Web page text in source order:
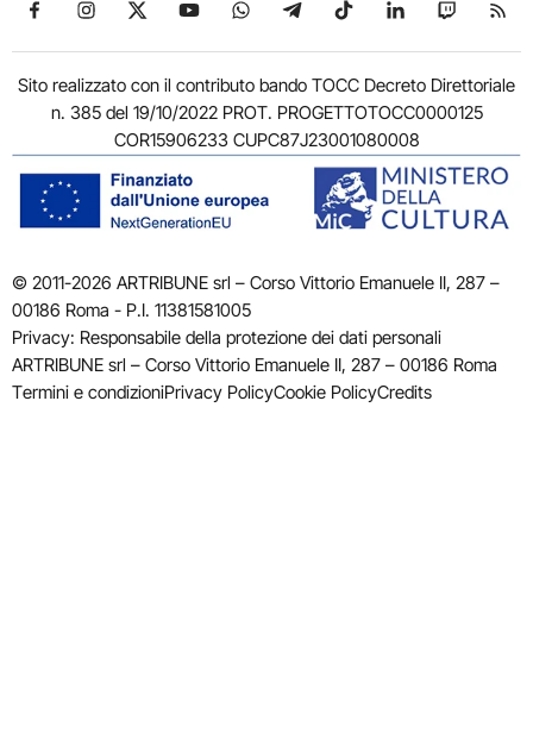
Sito realizzato con il contributo bando TOCC Decreto Direttoriale
n. 385 del 19/10/2022 PROT. PROGETTOTOCC0000125
COR15906233 CUPC87J23001080008
© 2011-2026 ARTRIBUNE srl – Corso Vittorio Emanuele II, 287 –
00186 Roma - P.I. 11381581005
Privacy: Responsabile della protezione dei dati personali
ARTRIBUNE srl – Corso Vittorio Emanuele II, 287 – 00186 Roma
Termini e condizioniPrivacy PolicyCookie PolicyCredits